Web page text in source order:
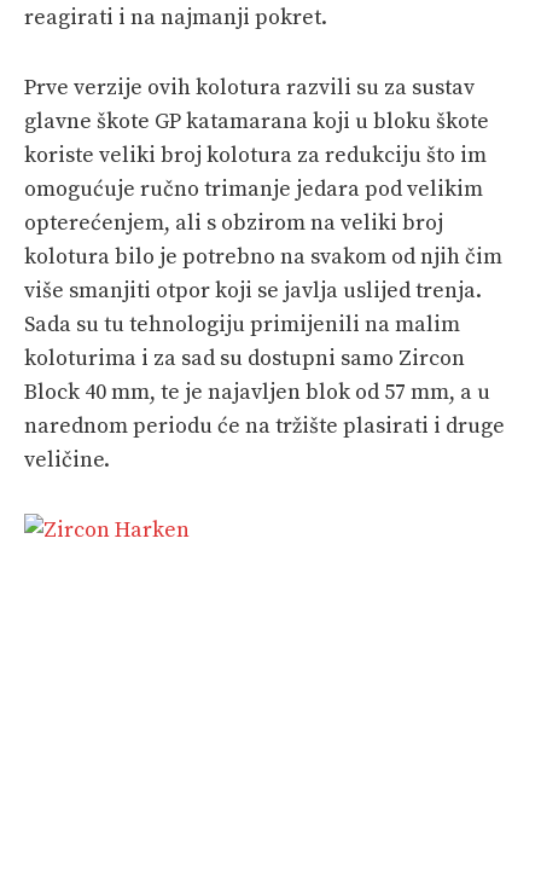
reagirati i na najmanji pokret.
Prve verzije ovih kolotura razvili su za sustav
glavne škote GP katamarana koji u bloku škote
koriste veliki broj kolotura za redukciju što im
omogućuje ručno trimanje jedara pod velikim
opterećenjem, ali s obzirom na veliki broj
kolotura bilo je potrebno na svakom od njih čim
više smanjiti otpor koji se javlja uslijed trenja.
Sada su tu tehnologiju primijenili na malim
koloturima i za sad su dostupni samo Zircon
Block 40 mm, te je najavljen blok od 57 mm, a u
narednom periodu će na tržište plasirati i druge
veličine.